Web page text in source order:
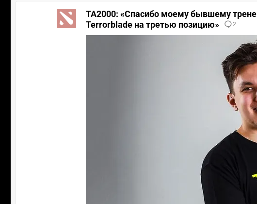
TA2000: «Спасибо моему бывшему
Terrorblade на третью позицию»
2